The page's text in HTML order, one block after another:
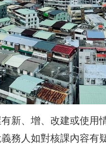
新、增、改建或使用
務人如對核課內容有